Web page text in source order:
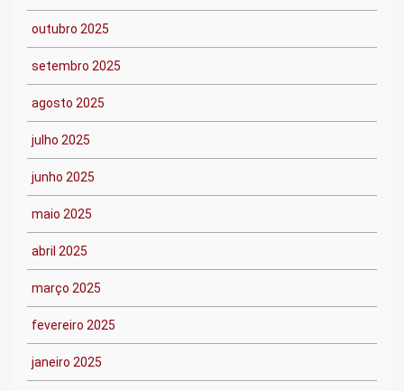
outubro 2025
setembro 2025
agosto 2025
julho 2025
junho 2025
maio 2025
abril 2025
março 2025
fevereiro 2025
janeiro 2025